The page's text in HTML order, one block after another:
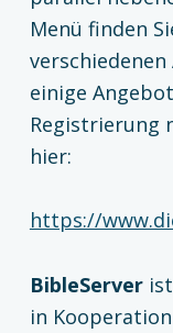
Menü finden
verschiedenen
einige
Registrierung
hier:
https://
BibleServerist
in